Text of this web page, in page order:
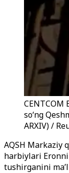
so‘ng
ARXIV) /
AQSH Markaziy
harbiylari
tushirganini